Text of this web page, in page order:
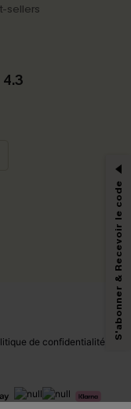
sellers
4.3
de confidentialité.
mail
de recevoir des e-mails
de Cupshe et
recommander des
Politique de
tout moment.
S'abonner & Recevoir le code